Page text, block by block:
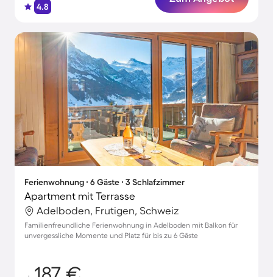
4.8
Ferienwohnung ∙ 6 Gäste ∙ 3 Schlafzimmer
Apartment mit Terrasse
Adelboden, Frutigen, Schweiz
Familienfreundliche Ferienwohnung in Adelboden mit Balkon für
unvergessliche Momente und Platz für bis zu 6 Gäste